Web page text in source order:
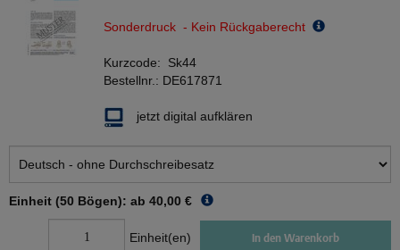
Sonderdruck - Kein Rückgaberecht
Kurzcode: Sk44
Bestellnr.: DE617871
jetzt digital aufklären
Einheit (50 Bögen): ab 40,00 €
Einheit(en) In den Warenkorb